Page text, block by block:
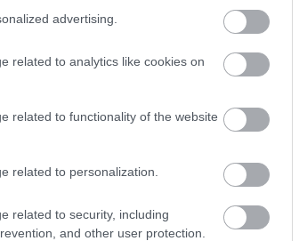
advertising.
related to analytics like cookies on
related to functionality of the website
related to personalization.
related to security, including
and other user protection.
kezdik meg 2026-ban.
hogy ütőképes internethez
út egyes területein, illetve a
HIRDETÉS